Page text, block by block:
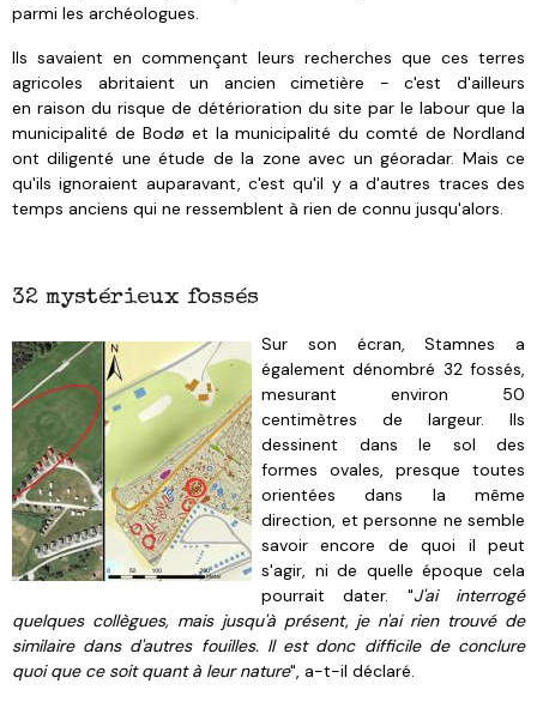
parmi les archéologues.
Ils savaient en commençant leurs recherches que ces terres
agricoles abritaient un ancien cimetière - c'est d'ailleurs
en raison du risque de détérioration du site par le labour que la
municipalité de Bodø et la municipalité du comté de Nordland
ont diligenté une étude de la zone avec un géoradar. Mais ce
qu'ils ignoraient auparavant, c'est qu'il y a d'autres traces des
temps anciens qui ne ressemblent à rien de connu jusqu'alors.
32 mystérieux fossés
Sur son écran, Stamnes a
également dénombré 32 fossés,
mesurant environ 50
centimètres de largeur. Ils
dessinent dans le sol des
formes ovales, presque toutes
orientées dans la même
direction, et personne ne semble
savoir encore de quoi il peut
s'agir, ni de quelle époque cela
pourrait dater. "J'ai interrogé
quelques collègues, mais jusqu'à présent, je n'ai rien trouvé de
similaire dans d'autres fouilles. Il est donc difficile de conclure
quoi que ce soit quant à leur nature", a-t-il déclaré.